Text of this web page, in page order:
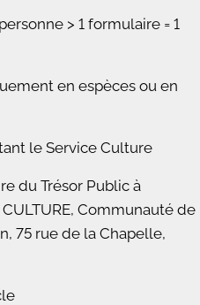
> 1 formulaire = 1
en espèces ou en
le Service Culture
du Trésor Public à
Communauté de
75 rue de la Chapelle,